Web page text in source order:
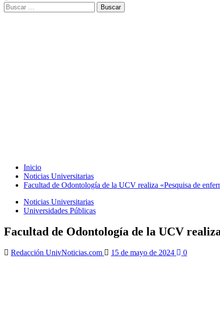
Buscar:
Inicio
Noticias Universitarias
Facultad de Odontología de la UCV realiza «Pesquisa de
Noticias Universitarias
Universidades Públicas
Facultad de Odontología de la UCV
Redacción UnivNoticias.com 15 de mayo de 2024 0